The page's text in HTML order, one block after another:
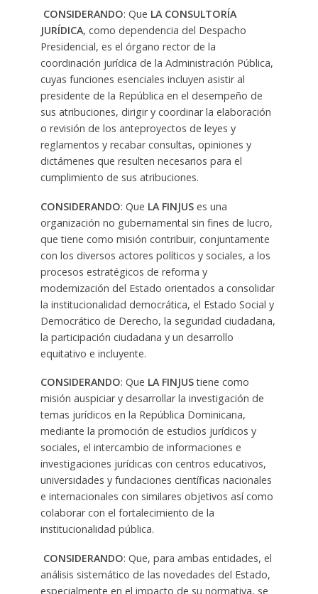
CONSIDERANDO: Que LA CONSULTORÍA
JURÍDICA, como dependencia del Despacho
Presidencial, es el órgano rector de la
coordinación jurídica de la Administración Pública,
cuyas funciones esenciales incluyen asistir al
presidente de la República en el desempeño de
sus atribuciones, dirigir y coordinar la elaboración
o revisión de los anteproyectos de leyes y
reglamentos y recabar consultas, opiniones y
dictámenes que resulten necesarios para el
cumplimiento de sus atribuciones.
CONSIDERANDO: Que LA FINJUSes una
organización no gubernamental sin fines de lucro,
que tiene como misión contribuir, conjuntamente
con los diversos actores políticos y sociales, a los
procesos estratégicos de reforma y
modernización del Estado orientados a consolidar
la institucionalidad democrática, el Estado Social y
Democrático de Derecho, la seguridad ciudadana,
la participación ciudadana y un desarrollo
equitativo e incluyente.
CONSIDERANDO: Que LA FINJUStiene como
misión auspiciar y desarrollar la investigación de
temas jurídicos en la República Dominicana,
mediante la promoción de estudios jurídicos y
sociales, el intercambio de informaciones e
investigaciones jurídicas con centros educativos,
universidades y fundaciones científicas nacionales
e internacionales con similares objetivos así como
colaborar con el fortalecimiento de la
institucionalidad pública.
CONSIDERANDO: Que, para ambas entidades, el
análisis sistemático de las novedades del Estado,
especialmente en el impacto de su normativa, se